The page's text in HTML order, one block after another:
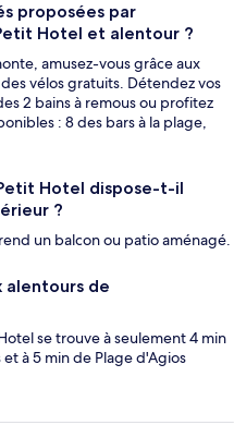
proposées par
Hotel et alentour ?
amusez-vous grâce aux
vélos gratuits. Détendez vos
2 bains à remous ou profitez
: 8 des bars à la plage,
Hotel dispose-t-il
?
un balcon ou patio aménagé.
alentours de
se trouve à seulement 4 min
à 5 min de Plage d'Agios